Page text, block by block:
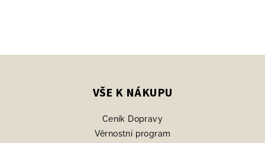
VŠE K NÁKUPU
Ceník Dopravy
Věrnostní program